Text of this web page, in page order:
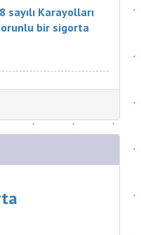
sayılı Karayolları
bir sigorta